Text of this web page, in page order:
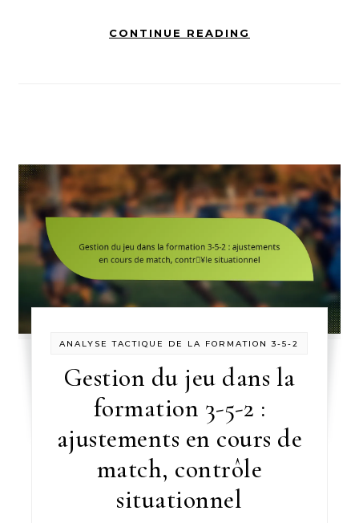
CONTINUE READING
ANALYSE TACTIQUE DE LA FORMATION 3-5-2
Gestion du jeu dans la
formation 3-5-2 :
ajustements en cours de
match, contrôle
situationnel